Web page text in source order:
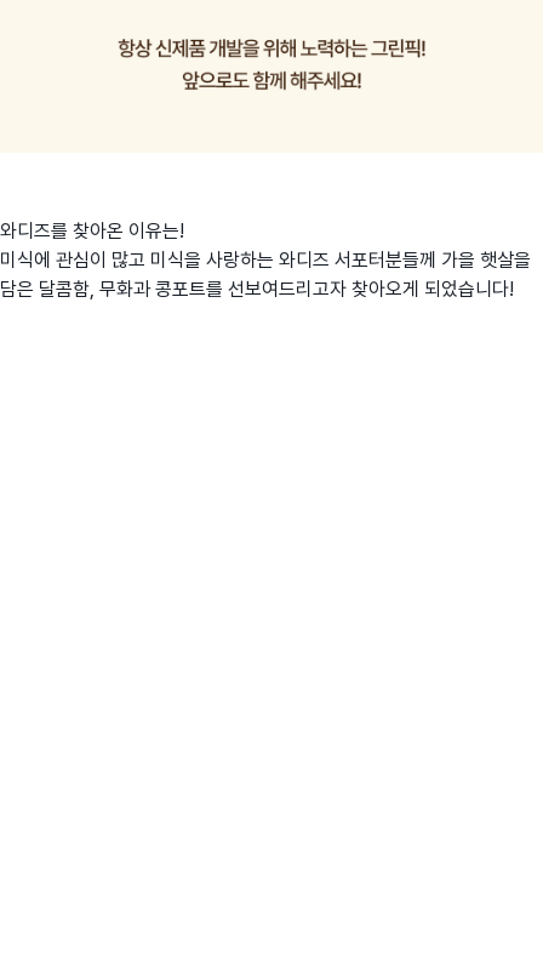
와디즈를 찾아온 이유는!
미식에 관심이 많고 미식을 사랑하는 와디즈 서포터분들께 가을 햇살을
담은 달콤함, 무화과 콩포트를 선보여드리고자 찾아오게 되었습니다!